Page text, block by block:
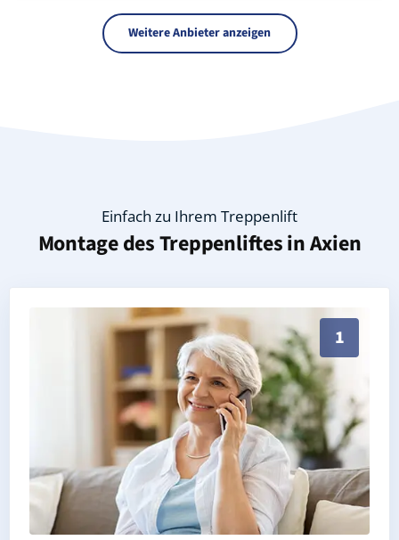
Weitere Anbieter anzeigen
Einfach zu Ihrem Treppenlift
Montage des Treppenliftes inAxien
1
Persönliche Treppenlift-Beratung in Axien 06922